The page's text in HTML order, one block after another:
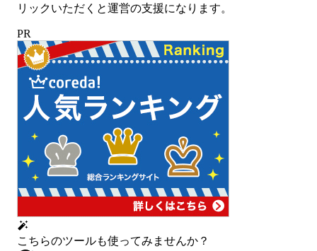
リックいただくと運営の支援になります。
PR
こちらのツールも使ってみませんか？